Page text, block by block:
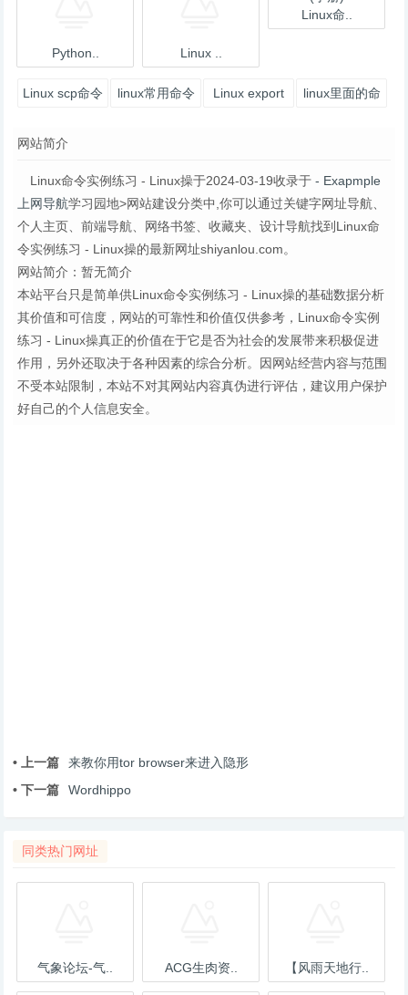
Python.. Linux ..
Linux命..
Linux scp命令
linux常用命令
Linux export
linux里面的命
网站简介
Linux命令实例练习 - Linux操于2024-03-19收录于 - Exapmple
上网导航学习园地>网站建设分类中,你可以通过关键字网址导航、
个人主页、前端导航、网络书签、收藏夹、设计导航找到Linux命
令实例练习 - Linux操的最新网址shiyanlou.com。
网站简介：暂无简介
本站平台只是简单供Linux命令实例练习 - Linux操的基础数据分析
其价值和可信度，网站的可靠性和价值仅供参考，Linux命令实例
练习 - Linux操真正的价值在于它是否为社会的发展带来积极促进
作用，另外还取决于各种因素的综合分析。因网站经营内容与范围
不受本站限制，本站不对其网站内容真伪进行评估，建议用户保护
好自己的个人信息安全。
• 上一篇
来教你用tor browser来进入隐形
• 下一篇
Wordhippo
同类热门网址
气象论坛-气.. ACG生肉资.. 【风雨天地行..